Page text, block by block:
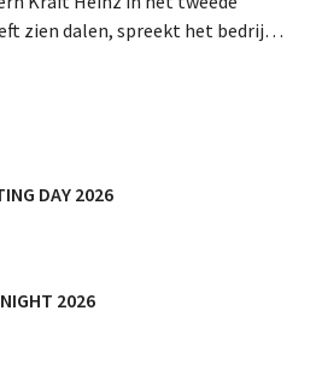
zien dalen, spreekt het bedrijf
DAY 2026
2026